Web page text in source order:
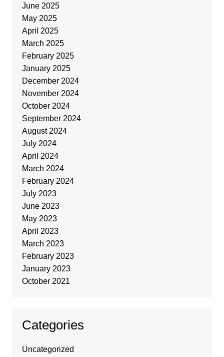
June 2025
May 2025
April 2025
March 2025
February 2025
January 2025
December 2024
November 2024
October 2024
September 2024
August 2024
July 2024
April 2024
March 2024
February 2024
July 2023
June 2023
May 2023
April 2023
March 2023
February 2023
January 2023
October 2021
Categories
Uncategorized